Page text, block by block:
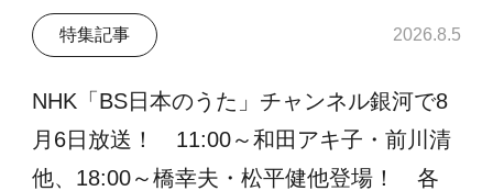
特集記事 2026.8.5
NHK「BS日本のうた」チャンネル銀河で8
月6日放送！ 11:00～和田アキ子・前川清
他、18:00～橋幸夫・松平健他登場！ 各